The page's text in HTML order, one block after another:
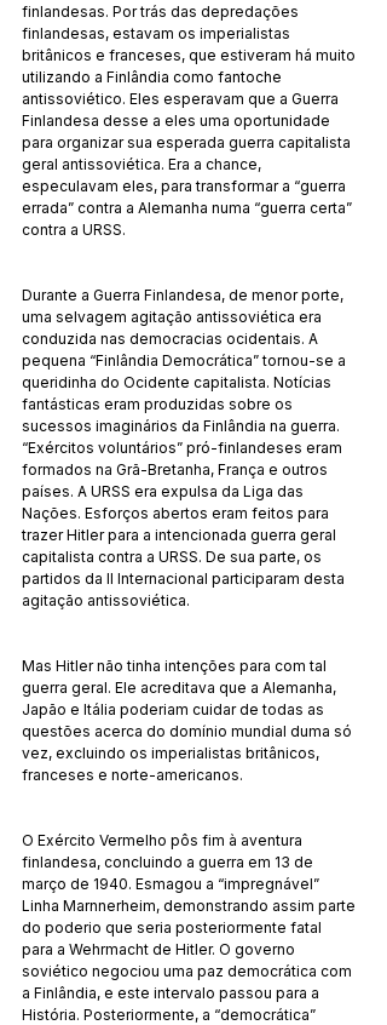
finlandesas. Por trás das depredações
finlandesas, estavam os imperialistas
britânicos e franceses, que estiveram há muito
utilizando a Finlândia como fantoche
antissoviético. Eles esperavam que a Guerra
Finlandesa desse a eles uma oportunidade
para organizar sua esperada guerra capitalista
geral antissoviética. Era a chance,
especulavam eles, para transformar a “guerra
errada” contra a Alemanha numa “guerra certa”
contra a URSS.
Durante a Guerra Finlandesa, de menor porte,
uma selvagem agitação antissoviética era
conduzida nas democracias ocidentais. A
pequena “Finlândia Democrática” tornou-se a
queridinha do Ocidente capitalista. Notícias
fantásticas eram produzidas sobre os
sucessos imaginários da Finlândia na guerra.
“Exércitos voluntários” pró-finlandeses eram
formados na Grã-Bretanha, França e outros
países. A URSS era expulsa da Liga das
Nações. Esforços abertos eram feitos para
trazer Hitler para a intencionada guerra geral
capitalista contra a URSS. De sua parte, os
partidos da II Internacional participaram desta
agitação antissoviética.
Mas Hitler não tinha intenções para com tal
guerra geral. Ele acreditava que a Alemanha,
Japão e Itália poderiam cuidar de todas as
questões acerca do domínio mundial duma só
vez, excluindo os imperialistas britânicos,
franceses e norte-americanos.
O Exército Vermelho pôs fim à aventura
finlandesa, concluindo a guerra em 13 de
março de 1940. Esmagou a “impregnável”
Linha Marnnerheim, demonstrando assim parte
do poderio que seria posteriormente fatal
para a Wehrmacht de Hitler. O governo
soviético negociou uma paz democrática com
a Finlândia, e este intervalo passou para a
História. Posteriormente, a “democrática”